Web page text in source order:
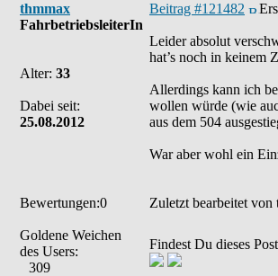
thmmax
FahrbetriebsleiterIn
Alter: 33
Dabei seit:
25.08.2012
Bewertungen:0
Goldene Weichen
des Users:
309
Beitrag #121482
Leider absolut
hat’s noch in keinem
Allerdings kann ich
wollen würde (wie
aus dem 504
War aber wohl ein
Zuletzt bearbeitet von
Findest Du dieses